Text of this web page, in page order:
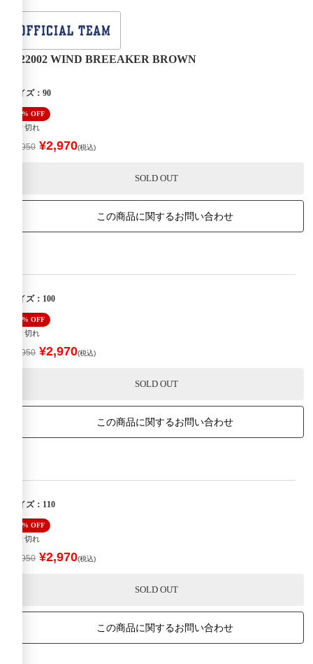
1122002 WIND BREEAKER BROWN
サイズ：90
40% OFF
売り切れ
¥4,950 ¥2,970(税込)
SOLD OUT
この商品に関するお問い合わせ
サイズ：100
40% OFF
売り切れ
¥4,950 ¥2,970(税込)
SOLD OUT
この商品に関するお問い合わせ
サイズ：110
40% OFF
売り切れ
¥4,950 ¥2,970(税込)
SOLD OUT
この商品に関するお問い合わせ